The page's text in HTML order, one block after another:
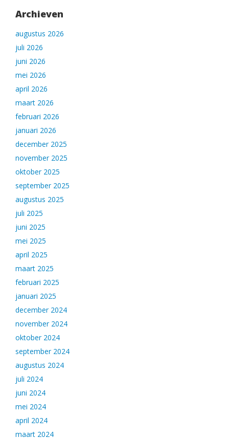
Archieven
augustus 2026
juli 2026
juni 2026
mei 2026
april 2026
maart 2026
februari 2026
januari 2026
december 2025
november 2025
oktober 2025
september 2025
augustus 2025
juli 2025
juni 2025
mei 2025
april 2025
maart 2025
februari 2025
januari 2025
december 2024
november 2024
oktober 2024
september 2024
augustus 2024
juli 2024
juni 2024
mei 2024
april 2024
maart 2024